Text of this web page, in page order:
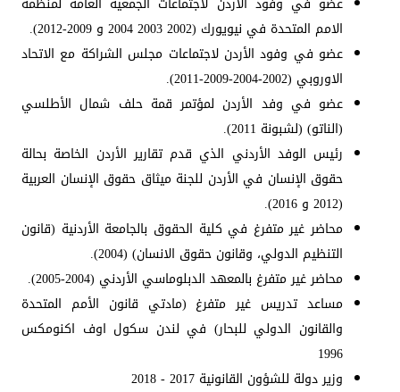
الامم المتحدة في نيويورك (2002 2003 2004 و 2009-2012).
عضو في وفود الأردن لاجتماعات مجلس الشراكة مع الاتحاد
الاوروبي (2002-2004-2009-2011).
عضو في وفد الأردن لمؤتمر قمة حلف شمال الأطلسي
(الناتو) (لشبونة 2011).
رئيس الوفد الأردني الذي قدم تقارير الأردن الخاصة بحالة
حقوق الإنسان في الأردن للجنة ميثاق حقوق الإنسان العربية
(2012 و 2016).
محاضر غير متفرغ في كلية الحقوق بالجامعة الأردنية (قانون
التنظيم الدولي، وقانون حقوق الانسان) (2004).
محاضر غير متفرغ بالمعهد الدبلوماسي الأردني (2004-2005).
مساعد تدريس غير متفرغ (مادتي قانون الأمم المتحدة
والقانون الدولي للبحار) في لندن سكول اوف اكنومكس
1996
وزير دولة للشؤون القانونية 2017 - 2018